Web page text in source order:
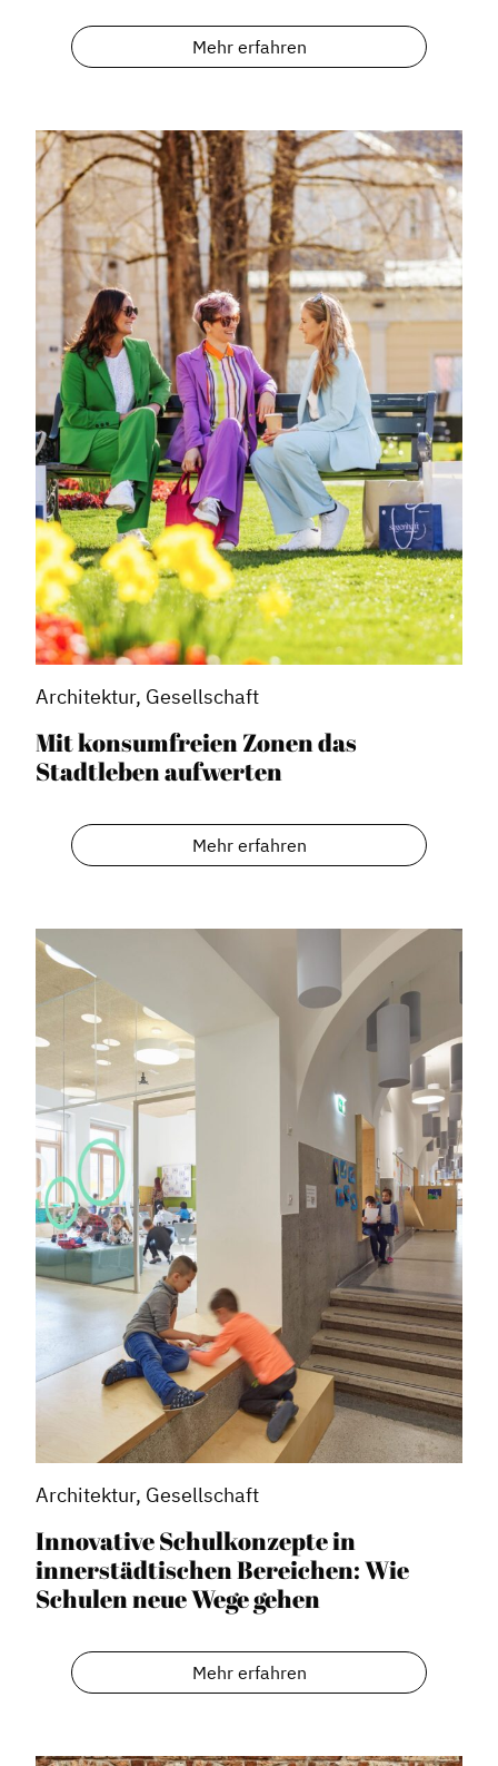
Geschichte des Dachverbandes
Mehr erfahren
Architektur, Gesellschaft
Mit konsumfreien Zonen das
Stadtleben aufwerten
Mehr erfahren
Architektur, Gesellschaft
Innovative Schulkonzepte in
innerstädtischen Bereichen: Wie
Schulen neue Wege gehen
Mehr erfahren